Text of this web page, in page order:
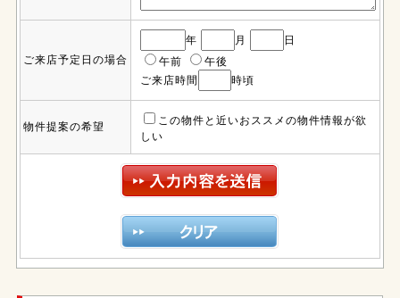
ご来店予定日の場合
年 月
日
午前
午後
ご来店時間
時頃
物件提案の希望
この物件と近いおススメの物件情報が欲
しい